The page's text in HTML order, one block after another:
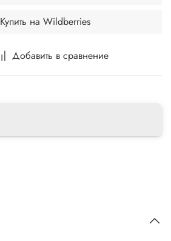
Добавить в сравнение
Купить на Wildberries